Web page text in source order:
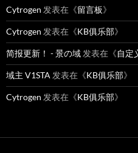
Cytrogen 发表在《留言板》
Cytrogen 发表在《KB俱乐部》
简报更新！ - 景の域发表在《自定
域主 V1STA发表在《KB俱乐部》
Cytrogen 发表在《KB俱乐部》